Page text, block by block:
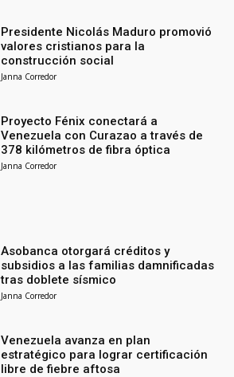
Presidente Nicolás Maduro promovió
valores cristianos para la
construcción social
Janna Corredor
Proyecto Fénix conectará a
Venezuela con Curazao a través de
378 kilómetros de fibra óptica
Janna Corredor
Asobanca otorgará créditos y
subsidios a las familias damnificadas
tras doblete sísmico
Janna Corredor
Venezuela avanza en plan
estratégico para lograr certificación
libre de fiebre aftosa